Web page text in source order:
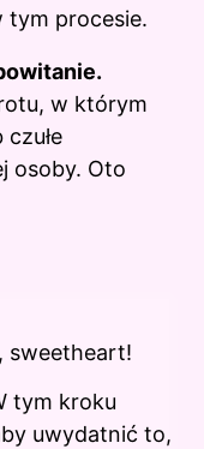
tym procesie.
w którym
osoby. Oto
sweetheart!
tym kroku
uwydatnić to,